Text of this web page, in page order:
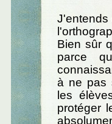
Bien sûr
parce
à ne pas
les
protéger